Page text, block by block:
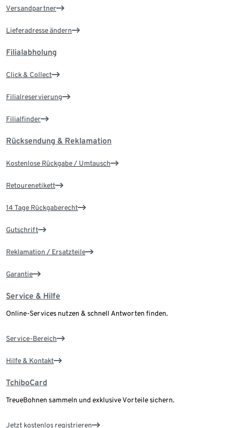
Versandpartner
Lieferadresse ändern
Filialabholung
Click & Collect
Filialreservierung
Filialfinder
Rücksendung & Reklamation
Kostenlose Rückgabe / Umtausch
Retourenetikett
14 Tage Rückgaberecht
Gutschrift
Reklamation / Ersatzteile
Garantie
Service & Hilfe
Online-Services nutzen & schnell Antworten finden.
Service-Bereich
Hilfe & Kontakt
TchiboCard
TreueBohnen sammeln und exklusive Vorteile sichern.
Jetzt kostenlos registrieren